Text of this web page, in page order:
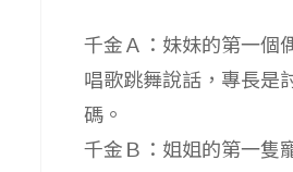
千金Ａ：妹妹的第一個
唱歌跳舞說話，專長是
碼。
千金Ｂ：姐姐的第一隻